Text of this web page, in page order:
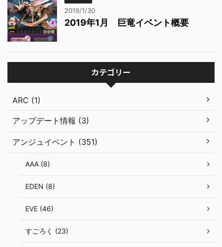
2019/1/30
2019年1月 巨竜イベント概要
カテゴリー
ARC (1)
アップデート情報 (3)
アンジュイベント (351)
AAA (8)
EDEN (8)
EVE (46)
すごろく (23)